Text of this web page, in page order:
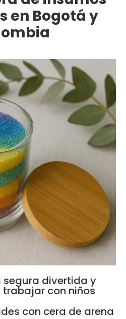
en Bogotá y
segura divertida y
con niños
con cera de arena